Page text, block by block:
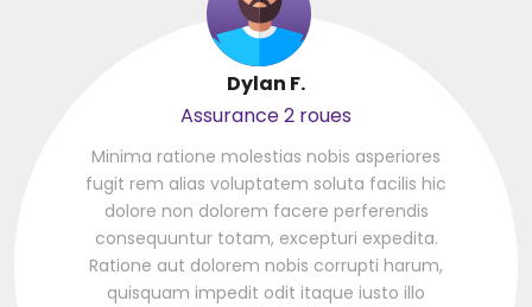
Minima ratione molestias nobis asperiores
fugit rem alias voluptatem soluta facilis hic
dolore non dolorem facere perferendis
consequuntur totam, excepturi expedita.
Ratione aut dolorem nobis corrupti harum,
quisquam impedit odit itaque iusto illo
Dylan F.
Assurance 2 roues